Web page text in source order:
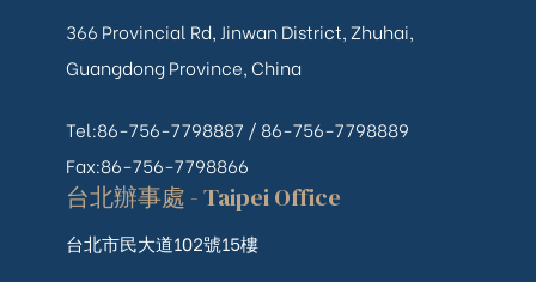
366 Provincial Rd, Jinwan District, Zhuhai,
Guangdong Province, China
Tel:86-756-7798887 / 86-756-7798889
Fax:86-756-7798866
台北辦事處 - Taipei Office
台北市民大道102號15樓